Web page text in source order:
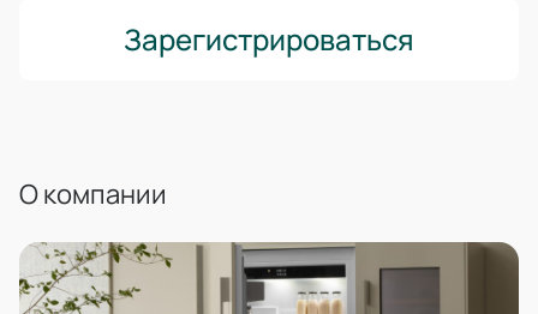
Зарегистрироваться
О компании